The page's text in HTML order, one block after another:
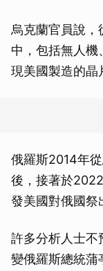
烏克蘭官員說
中，包括無人機
現美國製造的晶
俄羅斯2014年
後，接著於
發美國對俄國祭
許多分析人士不
變俄羅斯總統